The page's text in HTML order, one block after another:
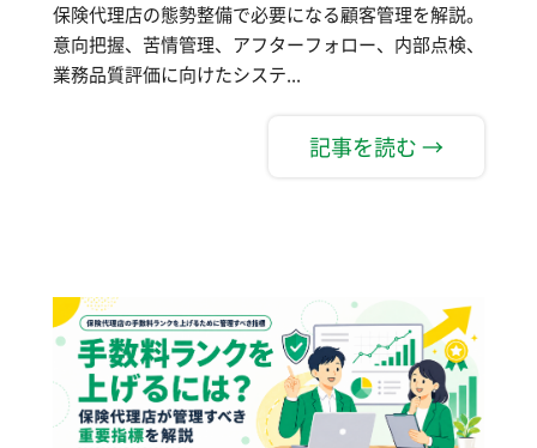
保険代理店の態勢整備で必要になる顧客管理を解説。
意向把握、苦情管理、アフターフォロー、内部点検、
業務品質評価に向けたシステ...
記事を読む →